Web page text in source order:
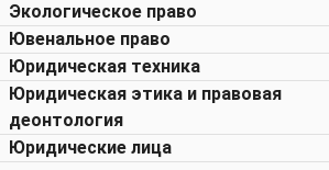
Экологическое право
Ювенальное право
Юридическая техника
Юридическая этика и правовая
деонтология
Юридические лица